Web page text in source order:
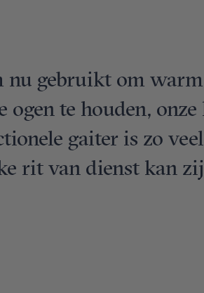
nu gebruikt om
ogen te houden,
gaiter is zo
rit van dienst kan